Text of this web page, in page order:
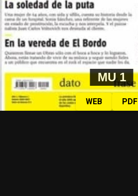
MU 1
WEB PDF